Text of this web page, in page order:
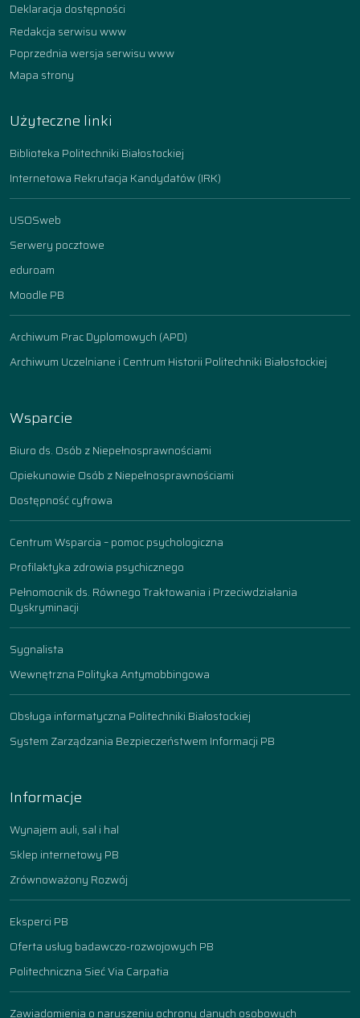
Deklaracja dostępności
Redakcja serwisu www
Poprzednia wersja serwisu www
Mapa strony
Użyteczne linki
Biblioteka Politechniki Białostockiej
Internetowa Rekrutacja Kandydatów (IRK)
USOSweb
Serwery pocztowe
eduroam
Moodle PB
Archiwum Prac Dyplomowych (APD)
Archiwum Uczelniane i Centrum Historii Politechniki Białostockiej
Wsparcie
Biuro ds. Osób z Niepełnosprawnościami
Opiekunowie Osób z Niepełnosprawnościami
Dostępność cyfrowa
Centrum Wsparcia – pomoc psychologiczna
Profilaktyka zdrowia psychicznego
Pełnomocnik ds. Równego Traktowania i Przeciwdziałania
Dyskryminacji
Sygnalista
Wewnętrzna Polityka Antymobbingowa
Obsługa informatyczna Politechniki Białostockiej
System Zarządzania Bezpieczeństwem Informacji PB
Informacje
Wynajem auli, sal i hal
Sklep internetowy PB
Zrównoważony Rozwój
Eksperci PB
Oferta usług badawczo-rozwojowych PB
Politechniczna Sieć Via Carpatia
Zawiadomienia o naruszeniu ochrony danych osobowych